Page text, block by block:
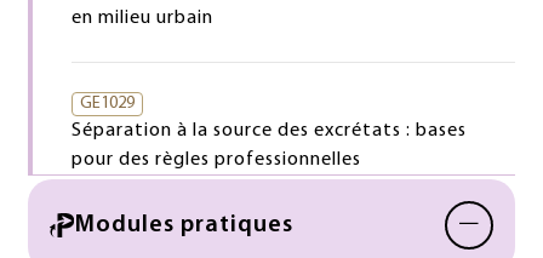
en milieu urbain
GE1029
Séparation à la source des excrétats : bases
pour des règles professionnelles
Modules pratiques −